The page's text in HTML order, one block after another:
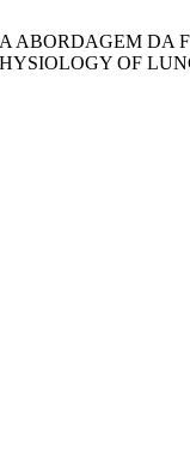
ABORDAGEM DA
OF